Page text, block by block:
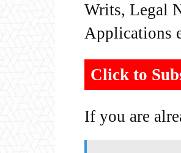
Writs, Legal
Applications
Click to
If you are